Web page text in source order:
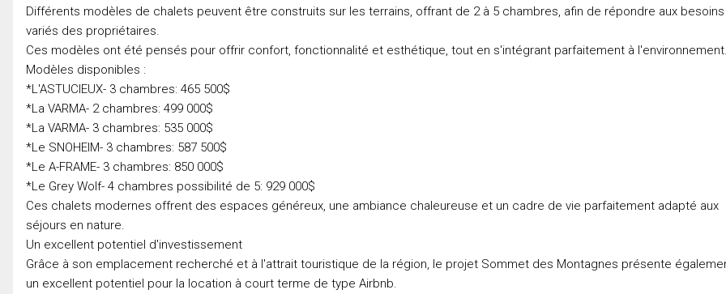
Différents modèles de chalets peuvent être construits sur les terrains, offrant de 2 à 5 chambres, afin de répondre aux besoins
variés des propriétaires.
Ces modèles ont été pensés pour offrir confort, fonctionnalité et esthétique, tout en s'intégrant parfaitement à l'environnement.
Modèles disponibles :
*L'ASTUCIEUX- 3 chambres: 465 500$
*La VARMA- 2 chambres: 499 000$
*La VARMA- 3 chambres: 535 000$
*Le SNOHEIM- 3 chambres: 587 500$
*Le A-FRAME- 3 chambres: 850 000$
*Le Grey Wolf- 4 chambres possibilité de 5: 929 000$
Ces chalets modernes offrent des espaces généreux, une ambiance chaleureuse et un cadre de vie parfaitement adapté aux
séjours en nature.
Un excellent potentiel d'investissement
Grâce à son emplacement recherché et à l'attrait touristique de la région, le projet Sommet des Montagnes présente
un excellent potentiel pour la location à court terme de type Airbnb.